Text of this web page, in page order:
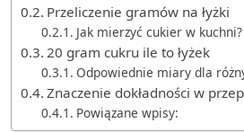
Przeliczenie gramów na łyżki
Jak mierzyć cukier w kuchni?
20 gram cukru ile to łyżek
Odpowiednie miary dla
Znaczenie dokładności w
Powiązane wpisy: